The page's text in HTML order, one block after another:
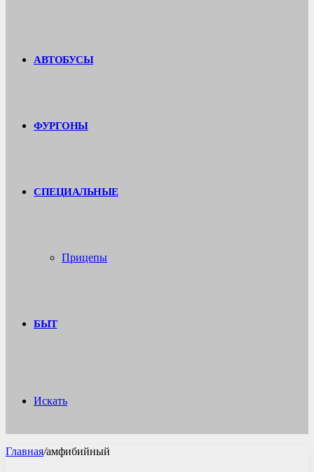
АВТОБУСЫ
ФУРГОНЫ
СПЕЦИАЛЬНЫЕ
Прицепы
БЫТ
Искать
Главная/амфибийный